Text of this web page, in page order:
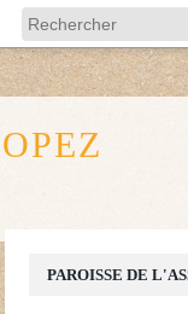
PAROISSE DE